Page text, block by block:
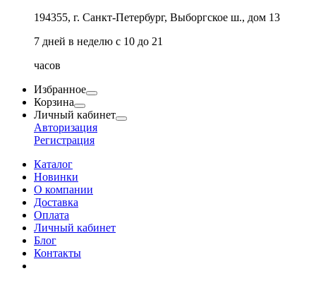
194355, г. Санкт-Петербург, Выборгское ш., дом 13
7 дней в неделю с 10 до 21
часов
Избранное
Корзина
Личный кабинет
Авторизация
Регистрация
Каталог
Новинки
О компании
Доставка
Оплата
Личный кабинет
Блог
Контакты